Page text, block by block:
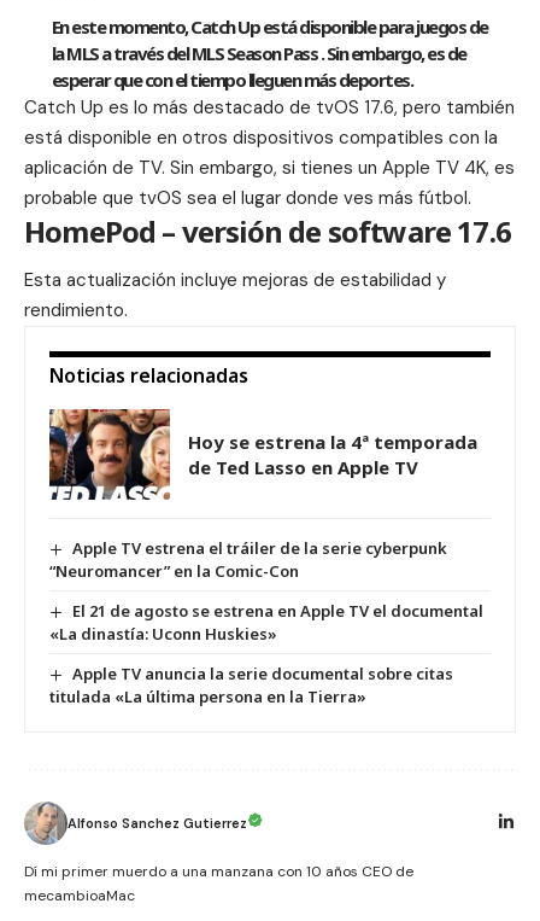
En este momento, Catch Up está disponible para juegos de
la MLS a través del MLS Season Pass . Sin embargo, es de
esperar que con el tiempo lleguen más deportes.
Catch Up es lo más destacado de tvOS 17.6, pero también
está disponible en otros dispositivos compatibles con la
aplicación de TV. Sin embargo, si tienes un Apple TV 4K, es
probable que tvOS sea el lugar donde ves más fútbol.
HomePod – versión de software 17.6
Esta actualización incluye mejoras de estabilidad y
rendimiento.
Noticias relacionadas
Hoy se estrena la 4ª temporada
de Ted Lasso en Apple TV
Apple TV estrena el tráiler de la serie cyberpunk
“Neuromancer” en la Comic-Con
El 21 de agosto se estrena en Apple TV el documental
«La dinastía: Uconn Huskies»
Apple TV anuncia la serie documental sobre citas
titulada «La última persona en la Tierra»
Alfonso Sanchez Gutierrez
Dí mi primer muerdo a una manzana con 10 años CEO de
mecambioaMac